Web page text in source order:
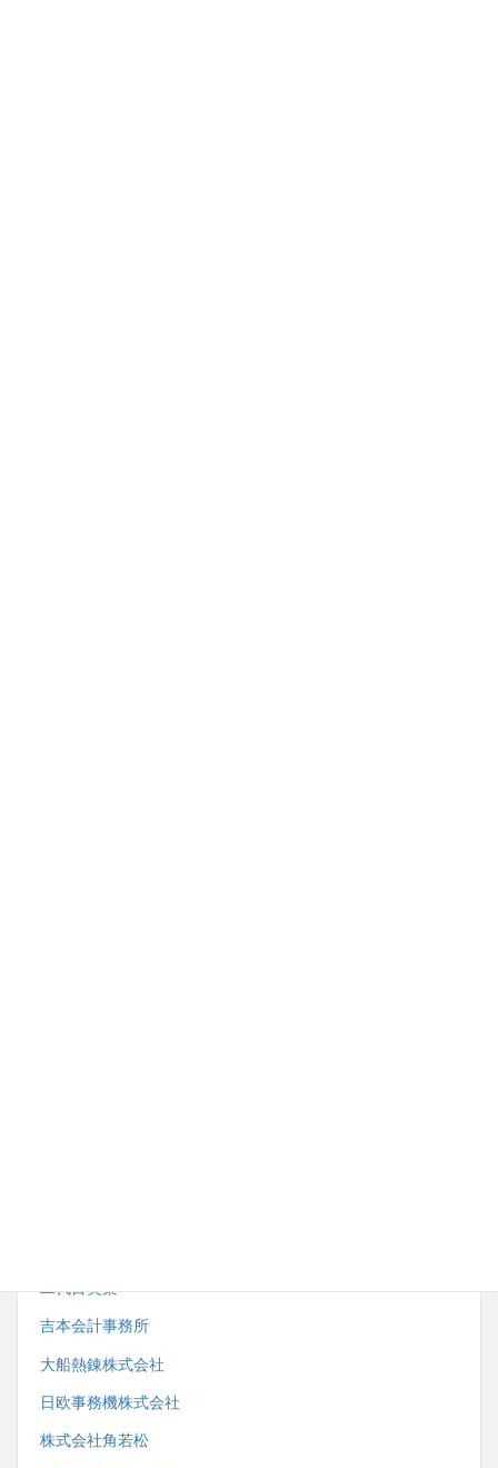
二代目笑楽
吉本会計事務所
大船熱錬株式会社
日欧事務機株式会社
株式会社角若松